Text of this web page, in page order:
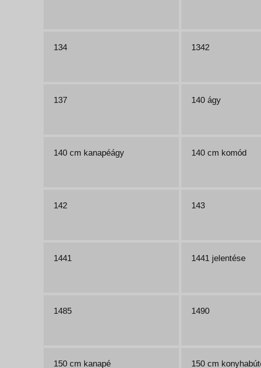
134 1342
137 140 ágy
140 cm kanapéágy 140 cm komód
142 143
1441 1441 jelentése
1485 1490
150 cm kanapé 150 cm